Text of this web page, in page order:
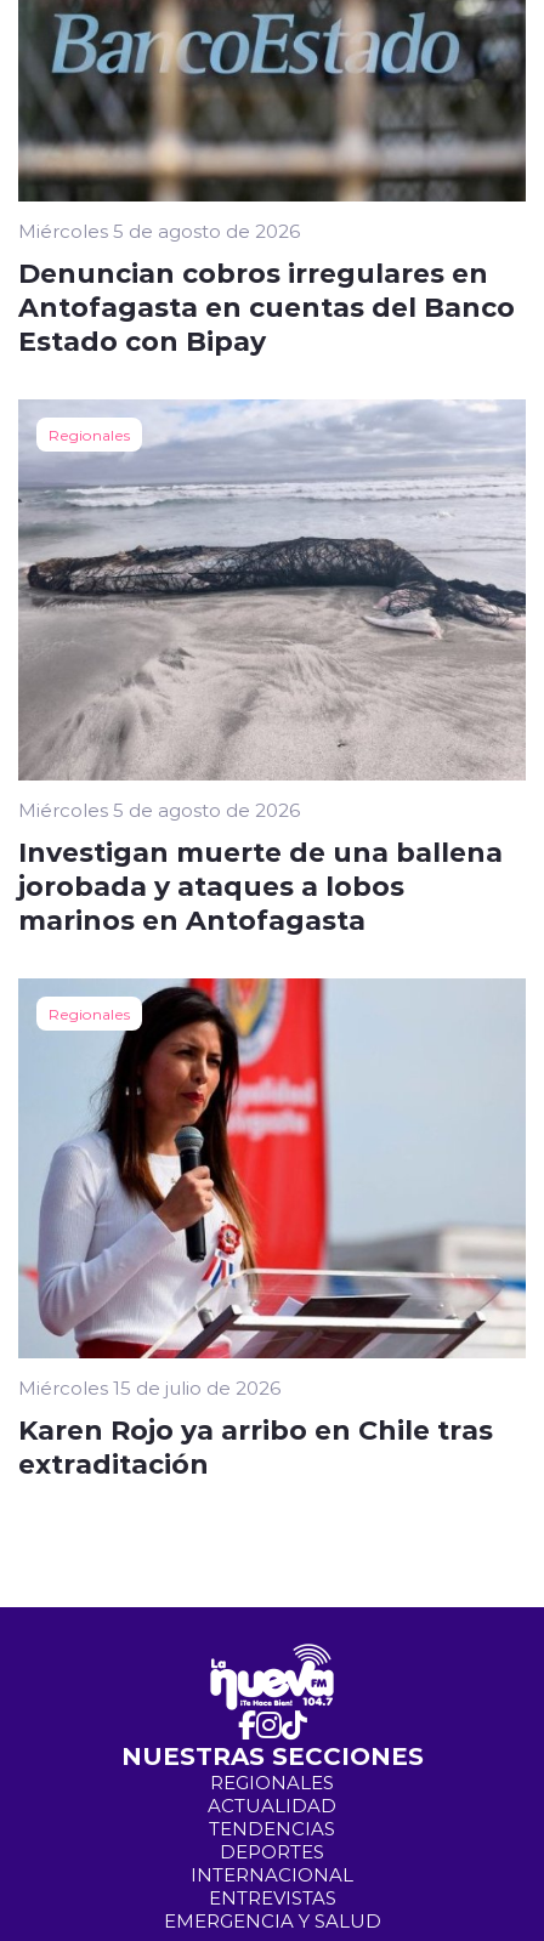
Miércoles 5 de agosto de 2026
Denuncian cobros irregulares en
Antofagasta en cuentas del Banco
Estado con Bipay
Regionales
Miércoles 5 de agosto de 2026
Investigan muerte de una ballena
jorobada y ataques a lobos
marinos en Antofagasta
Regionales
Miércoles 15 de julio de 2026
Karen Rojo ya arribo en Chile tras
extraditación
NUESTRAS SECCIONES
REGIONALES
ACTUALIDAD
TENDENCIAS
DEPORTES
INTERNACIONAL
ENTREVISTAS
EMERGENCIA Y SALUD